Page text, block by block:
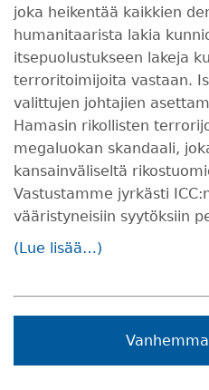
joka heikentää kaikkien
humanitaarista lakia
itsepuolustukseen lakeja
terroritoimijoita vastaan.
valittujen johtajien
Hamasin rikollisten
megaluokan skandaali,
kansainväliseltä
Vastustamme jyrkästi
vääristyneisiin syytöksiin
(Lue lisää…)